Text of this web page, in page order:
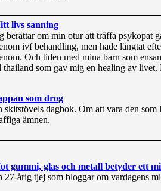
livs sanning
berättar om min otur att träffa psykopat
ivf behandling, men hade längtat
Och tiden med mina barn som
thailand som gav mig en healing av
som drog
skitstövels dagbok. Om att vara den
ämnen.
gummi, glas och metall betyder ett
27-årig tjej som bloggar om vardagens